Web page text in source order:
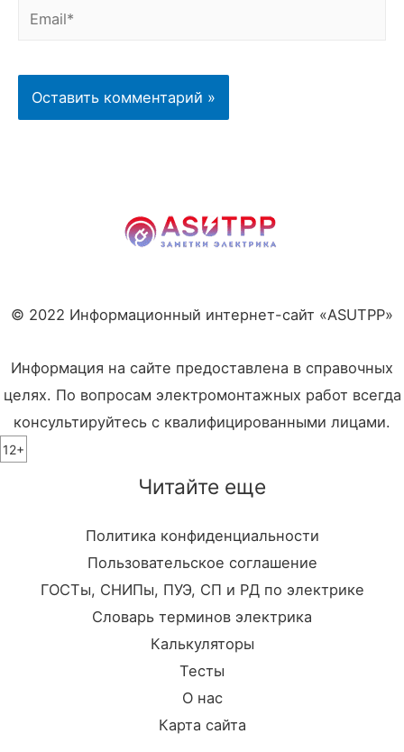
Email*
© 2022 Информационный интернет-сайт «ASUTPP»
Информация на сайте предоставлена в справочных
целях. По вопросам электромонтажных работ всегда
консультируйтесь с квалифицированными лицами.
12+
Читайте еще
Политика конфиденциальности
Пользовательское соглашение
ГОСТы, СНИПы, ПУЭ, СП и РД по электрике
Словарь терминов электрика
Калькуляторы
Тесты
О нас
Карта сайта